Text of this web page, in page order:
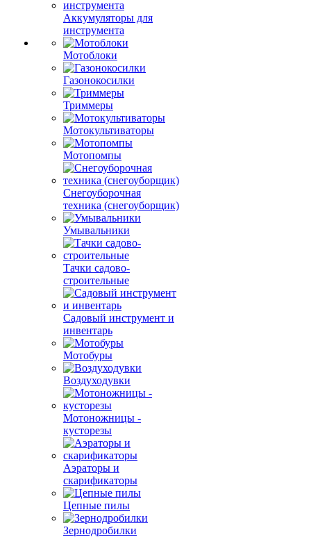
Аккумуляторы для
инструмента
Мотоблоки
Газонокосилки
Триммеры
Мотокультиваторы
Мотопомпы
Снегоуборочная
техника (снегоуборщик)
Умывальники
Тачки садово-
строительные
Садовый инструмент и
инвентарь
Мотобуры
Воздуходувки
Мотоножницы -
кусторезы
Аэраторы и
скарификаторы
Цепные пилы
Зернодробилки